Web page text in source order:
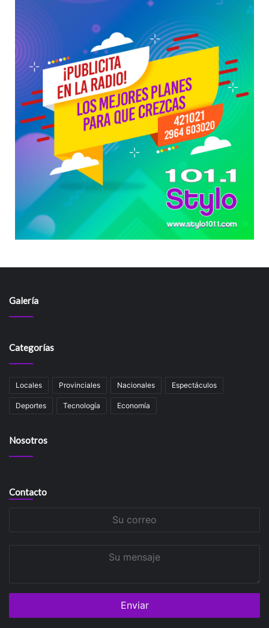
Galería
Categorías
Locales Provinciales Nacionales Espectáculos
Deportes Tecnología Economía
Nosotros
Contacto